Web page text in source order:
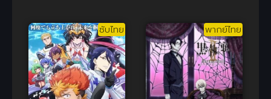
ไทย
ซับไทย พากย์ไทย